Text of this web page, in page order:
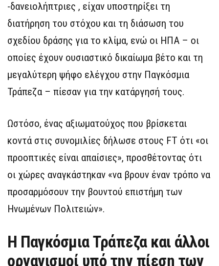
-δανειολήπτριες , είχαν υποστηρίξει τη
διατήρηση του στόχου και τη διάσωση του
σχεδίου δράσης για το κλίμα, ενώ οι ΗΠΑ – οι
οποίες έχουν ουσιαστικό δικαίωμα βέτο και τη
μεγαλύτερη ψήφο ελέγχου στην Παγκόσμια
Τράπεζα – πίεσαν για την κατάργησή τους.
Ωστόσο, ένας αξιωματούχος που βρίσκεται
κοντά στις συνομιλίες δήλωσε στους FT ότι «οι
προοπτικές είναι απαίσιες», προσθέτοντας ότι
οι χώρες αναγκάστηκαν «να βρουν έναν τρόπο να
προσαρμόσουν την βουντού επιστήμη των
Ηνωμένων Πολιτειών».
Η Παγκόσμια Τράπεζα και άλλοι
οργανισμοί υπό την πίεση των